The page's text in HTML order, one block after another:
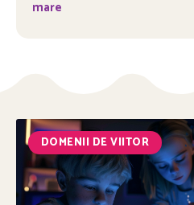
mare
DOMENII DE VIITOR